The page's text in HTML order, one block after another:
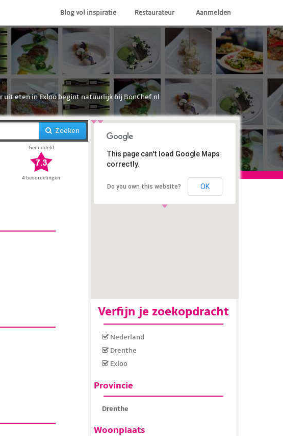
Aanmelden
Restaurateur
Blog vol inspiratie
uit eten in Exloo begint natuurlijk bij BonChef.nl
Zoeken
Gemiddeld
4 beoordelingen
This page can't load Google Maps
correctly.
Do you own this website? OK
Verfijn je zoekopdracht
Nederland
Drenthe
Exloo
Provincie
Drenthe
Woonplaats